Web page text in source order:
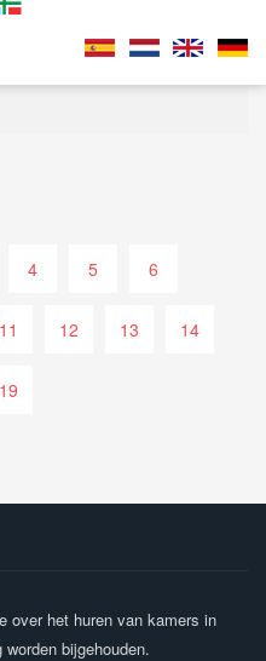
4 5 6
11 12 13 14
19
over het huren van kamers in
bijgehouden.